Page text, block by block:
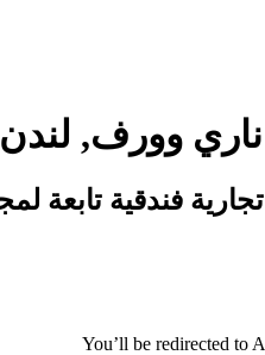
وورف, لندن
You’ll be redirected to